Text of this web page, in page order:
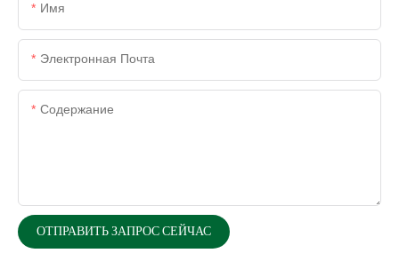
Имя
Электронная Почта
Содержание
ОТПРАВИТЬ ЗАПРОС СЕЙЧАС